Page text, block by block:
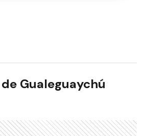
de Gualeguaychú